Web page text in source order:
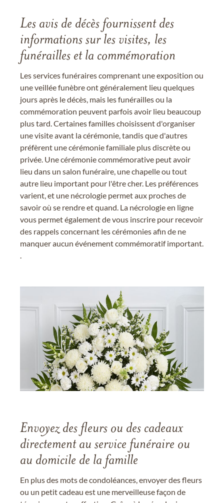
Les avis de décès fournissent des
informations sur les visites, les
funérailles et la commémoration
Les services funéraires comprenant une exposition ou
une veillée funèbre ont généralement lieu quelques
jours après le décès, mais les funérailles ou la
commémoration peuvent parfois avoir lieu beaucoup
plus tard. Certaines familles choisissent d'organiser
une visite avant la cérémonie, tandis que d'autres
préfèrent une cérémonie familiale plus discrète ou
privée. Une cérémonie commémorative peut avoir
lieu dans un salon funéraire, une chapelle ou tout
autre lieu important pour l'être cher. Les préférences
varient, et une nécrologie permet aux proches de
savoir où se rendre et quand. La nécrologie en ligne
vous permet également de vous inscrire pour recevoir
des rappels concernant les cérémonies afin de ne
manquer aucun événement commémoratif important.
Envoyez des fleurs ou des cadeaux
directement au service funéraire ou
au domicile de la famille
En plus des mots de condoléances, envoyer des fleurs
ou un petit cadeau est une merveilleuse façon de